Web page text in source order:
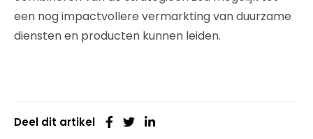
een nog impactvollere vermarkting van duurzame
diensten en producten kunnen leiden.
Deel dit artikel